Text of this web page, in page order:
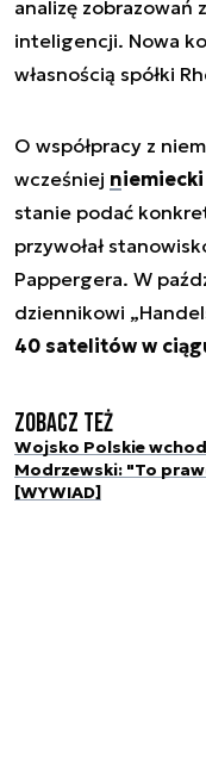
analizę zobrazowań
inteligencji. Nowa
własnością spółki
O współpracy z
wcześniej niemiecki
stanie podać
przywołał
Pappergera. W
dziennikowi
40 satelitów w
Zobacz też
Wojsko Polskie
Modrzewski: "To
[WYWIAD]